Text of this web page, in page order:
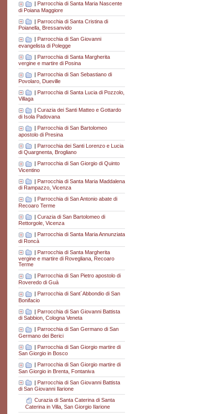
Parrocchia di Santa Maria Nascente
di Poiana Maggiore
| Parrocchia di Santa Cristina di
Poianella, Bressanvido
Parrocchia di San Giovanni
evangelista di Polegge
| Parrocchia di Santa Margherita
vergine e martire di Posina
Parrocchia di San Sebastiano di
Povolaro, Dueville
| Parrocchia di Santa Lucia di Pozzolo,
Villaga
Curazia dei Santi Matteo e Gottardo
di Isola Padovana
| Parrocchia di San Bartolomeo
apostolo di Presina
| Parrocchia dei Santi Lorenzo e Lucia
di Quargnenta, Brogliano
| Parrocchia di San Giorgio di Quinto
Vicentino
| Parrocchia di Santa Maria Maddalena
di Rampazzo, Vicenza
Parrocchia di San Antonio abate di
Recoaro Terme
| Curazia di San Bartolomeo di
Rettorgole, Vicenza
Parrocchia di Santa Maria Annunziata
di Roncà
| Parrocchia di Santa Margherita
vergine e martire di Rovegliana, Recoaro
Terme
Parrocchia di San Pietro apostolo di
Roveredo di Guà
| Parrocchia di Sant´Abbondio di San
Bonifacio
| Parrocchia di San Giovanni Battista
di Sabbion, Cologna Veneta
| Parrocchia di San Germano di San
Germano dei Berici
| Parrocchia di San Giorgio martire di
San Giorgio in Bosco
| Parrocchia di San Giorgio martire di
San Giorgio in Brenta, Fontaniva
| Parrocchia di San Giovanni Battista
di San Giovanni Ilarione
Curazia di Santa Caterina di Santa
Caterina in Villa, San Giorgio Ilarione